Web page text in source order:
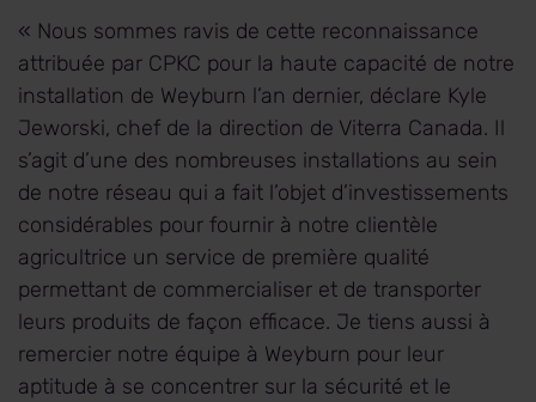
« Nous sommes ravis de cette reconnaissance
attribuée par CPKC pour la haute capacité de notre
installation de Weyburn l’an dernier, déclare Kyle
Jeworski, chef de la direction de Viterra Canada. Il
s’agit d’une des nombreuses installations au sein
de notre réseau qui a fait l’objet d’investissements
considérables pour fournir à notre clientèle
agricultrice un service de première qualité
permettant de commercialiser et de transporter
leurs produits de façon efficace. Je tiens aussi à
remercier notre équipe à Weyburn pour leur
aptitude à se concentrer sur la sécurité et le